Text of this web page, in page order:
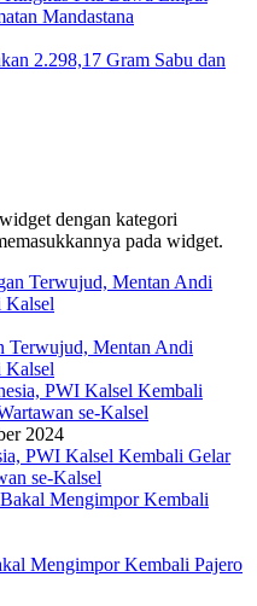
Mandastana
2.298,17 Gram Sabu dan
dengan kategori
pada widget.
Terwujud, Mentan Andi
Kalsel
2024
PWI Kalsel Kembali Gelar
se-Kalsel
Mengimpor Kembali Pajero